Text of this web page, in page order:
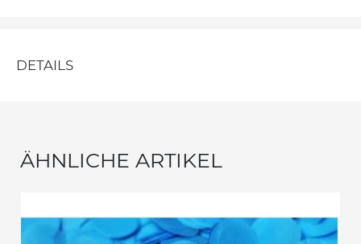
DETAILS
ÄHNLICHE ARTIKEL